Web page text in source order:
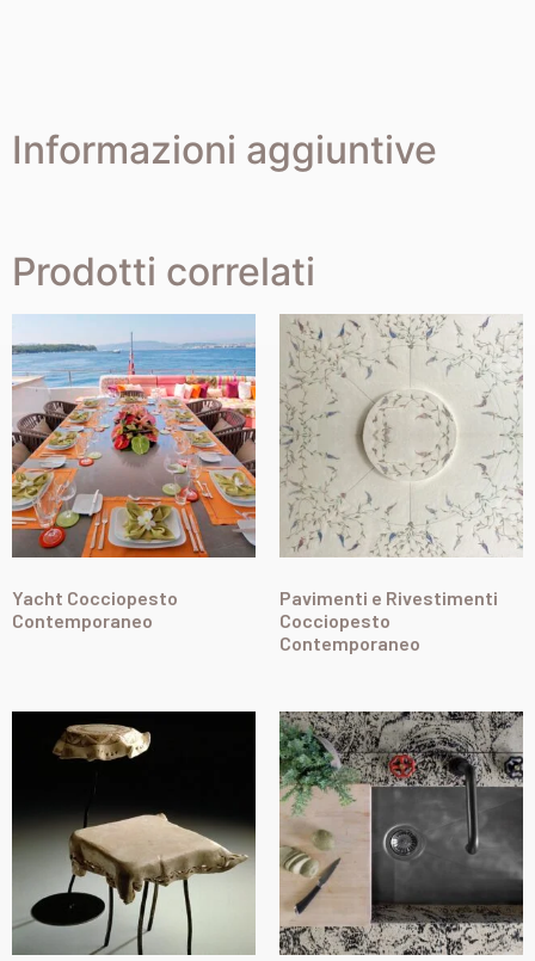
Informazioni aggiuntive
Prodotti correlati
Yacht Cocciopesto
Contemporaneo
Pavimenti e Rivestimenti
Cocciopesto
Contemporaneo